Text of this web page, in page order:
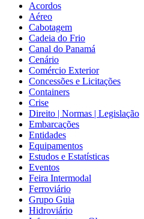
Acordos
Aéreo
Cabotagem
Cadeia do Frio
Canal do Panamá
Cenário
Comércio Exterior
Concessões e Licitações
Containers
Crise
Direito | Normas | Legislação
Embarcações
Entidades
Equipamentos
Estudos e Estatísticas
Eventos
Feira Intermodal
Ferroviário
Grupo Guia
Hidroviário